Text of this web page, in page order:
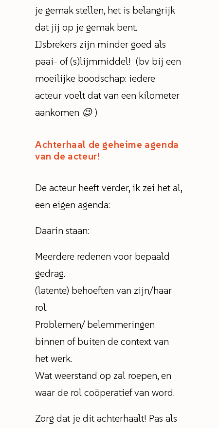
je gemak stellen, het is belangrijk
dat jij op je gemak bent.
IJsbrekers zijn minder goed als
paai- of (s)lijmmiddel! (bv bij een
moeilijke boodschap: iedere
acteur voelt dat van een kilometer
aankomen 😉)
Achterhaal de geheime agenda
van de acteur!
De acteur heeft verder, ik zei het al,
een eigen agenda:
Daarin staan:
Meerdere redenen voor bepaald
gedrag.
(latente) behoeften van zijn/haar
rol.
Problemen/ belemmeringen
binnen of buiten de context van
het werk.
Wat weerstand op zal roepen, en
waar de rol coöperatief van word.
Zorg dat je dit achterhaalt! Pas als